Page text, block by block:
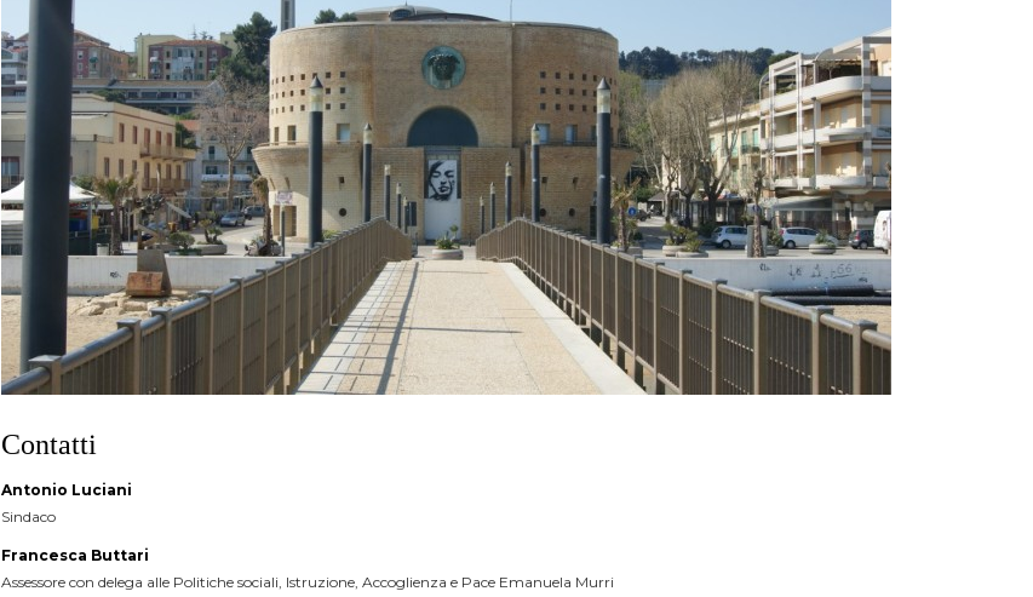
Contatti
Antonio Luciani
Sindaco
Francesca Buttari
Assessore con delega alle Politiche sociali, Istruzione, Accoglienza e Pace Emanuela Murri